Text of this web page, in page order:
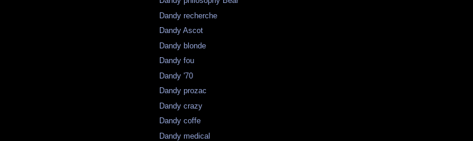
Dandy recherche
Dandy Ascot
Dandy blonde
Dandy fou
Dandy '70
Dandy prozac
Dandy crazy
Dandy coffe
Dandy medical